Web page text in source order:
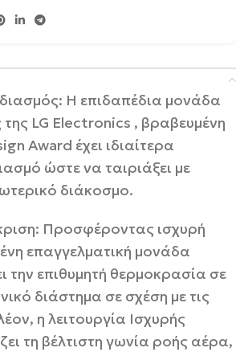
Η επιδαπέδια μονάδα
LG Electronics , βραβευμένη
Award έχει ιδιαίτερα
ώστε να ταιριάξει με
διάκοσμο.
Προσφέροντας ισχυρή
επαγγελματική μονάδα
την επιθυμητή θερμοκρασία σε
διάστημα σε σχέση με τις
η λειτουργία Ισχυρής
τη βέλτιστη γωνία ροής αέρα,